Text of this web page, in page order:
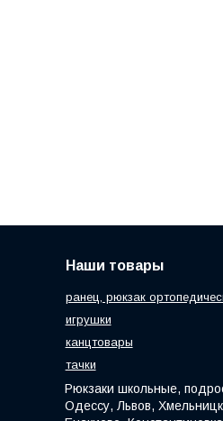
Наши товары
ранец, рюкзак
игрушки
канцтовары
тачки
Рюкзаки школьные,
Одессу, Львов,